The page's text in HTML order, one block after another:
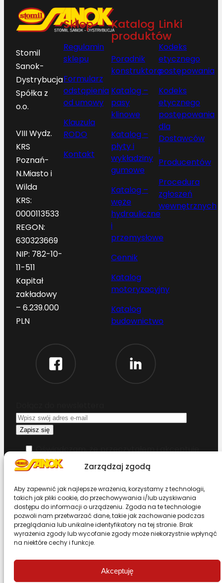
Zarządzaj zgodą
Aby zapewnić jak najlepsze wrażenia, korzystamy z technologii,
takich jak pliki cookie, do przechowywania i/lub uzyskiwania
dostępu do informacji o urządzeniu. Zgoda na te technologie
pozwoli nam przetwarzać dane, takie jak zachowanie podczas
przeglądania lub unikalne identyfikatory na tej stronie. Brak
wyrażenia zgody lub wycofanie zgody może niekorzystnie wpłynąć
na niektóre cechy i funkcje.
Akceptuję
Stomil
Sanok-
Dystrybucja
Spółka z
o.o.
VIII Wydz.
KRS
Poznań-
N.Miasto i
Wilda
KRS:
0000113533
REGON:
630323669
NIP: 782-10-
11-511
Kapitał
zakładowy
– 6.239.000
PLN
Sklep
Regulamin
sklepu
Formularz
odstąpienia
od umowy
Klauzula
RODO
Kontakt
Katalog
produktów
Poradnik
konstruktora
Katalog –
pasy
klinowe
Katalog –
płyty i
wykładziny
gumowe
Katalog –
węże
hydrauliczne
i
przemysłowe
Cennik
Katalog
motoryzacyjny
Katalog
budownictwo
Linki
Kodeks
etycznego
postępowania
Kodeks
etycznego
postępowania
dla
Dostawców
i
Producentów
Procedura
zgłoszeń
wewnętrznych
Oświadczam, że przeczytałem i akceptuję
warunki korzystania z serwisu
Chcesz zostać dystrybutorem?
Design & Code by Foxstudio.eu
Przewiń stronę do góry